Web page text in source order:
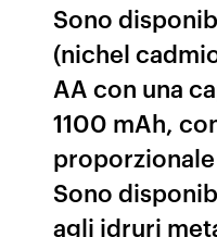
Sono
(nichel
AA con una
1100 mAh,
Sono
agli idruri